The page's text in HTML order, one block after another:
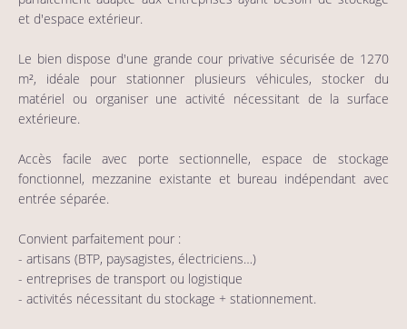
et d'espace extérieur.
Le bien dispose d'une grande cour privative sécurisée de 1270
m², idéale pour stationner plusieurs véhicules, stocker du
matériel ou organiser une activité nécessitant de la surface
extérieure.
Accès facile avec porte sectionnelle, espace de stockage
fonctionnel, mezzanine existante et bureau indépendant avec
entrée séparée.
Convient parfaitement pour :
- artisans (BTP, paysagistes, électriciens…)
- entreprises de transport ou logistique
- activités nécessitant du stockage + stationnement.